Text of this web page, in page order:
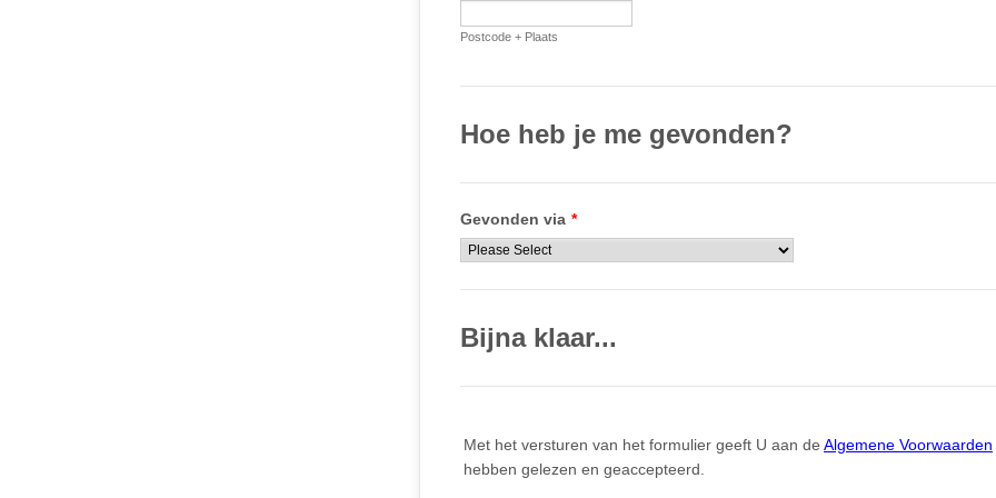
Postcode + Plaats
Hoe heb je me gevonden?
Gevonden via *
Bijna klaar...
Met het versturen van het formulier geeft U aan de Algemene Voorwaarden
hebben gelezen en geaccepteerd.